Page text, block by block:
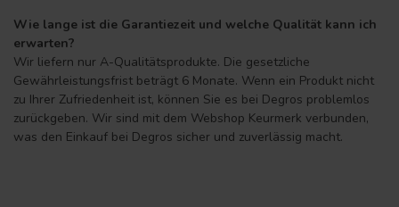
Wie lange ist die Garantiezeit und welche Qualität kann ich
erwarten?
Wir liefern nur A-Qualitätsprodukte. Die gesetzliche
Gewährleistungsfrist beträgt 6 Monate. Wenn ein Produkt nicht
zu Ihrer Zufriedenheit ist, können Sie es bei Degros problemlos
zurückgeben. Wir sind mit dem Webshop Keurmerk verbunden,
was den Einkauf bei Degros sicher und zuverlässig macht.